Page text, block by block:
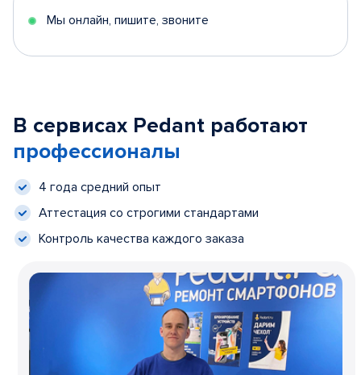
Мы онлайн, пишите, звоните
В сервисах Pedant работают
профессионалы
4 года средний опыт
Аттестация со строгими стандартами
Контроль качества каждого заказа